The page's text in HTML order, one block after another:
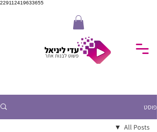
229112419633655
פוסט
All Posts